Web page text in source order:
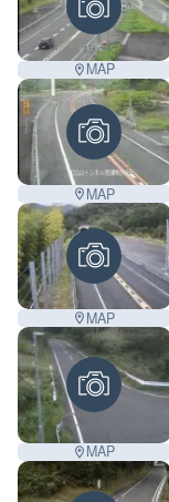
MAP
MAP
MAP
MAP